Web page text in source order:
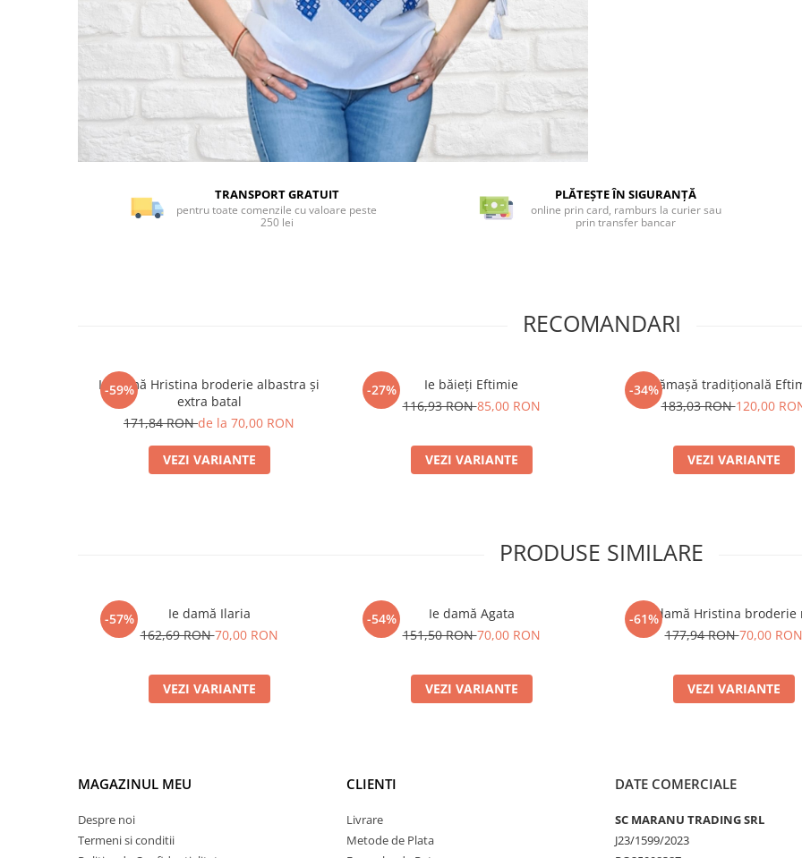
TRANSPORT GRATUIT
pentru toate comenzile cu valoare peste
250 lei
PLĂTEȘTE ÎN SIGURANȚĂ
online prin card, ramburs la curier sau
prin transfer bancar
RECOMANDARI
-59%
Ie damă Hristina broderie albastra și
extra batal
171,84 RONde la 70,00 RON
VEZI VARIANTE
-27%
Ie băieți Eftimie
116,93 RON85,00 RON
VEZI VARIANTE
-34%Cămașă tradițională
183,03 RON120,00
VEZI VARIANTE
PRODUSE SIMILARE
-57%
Ie damă Ilaria
162,69 RON70,00 RON
VEZI VARIANTE
-54%
Ie damă Agata
151,50 RON70,00 RON
VEZI VARIANTE
-61%
Ie damă Hristina broderie
177,94 RON70,00 RON
VEZI VARIANTE
MAGAZINUL MEU
Despre noi
Termeni si conditii
CLIENTI
Livrare
Metode de Plata
DATE COMERCIALE
SC MARANU TRADING SRL
J23/1599/2023